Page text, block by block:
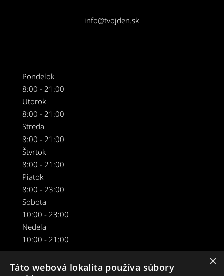
info@tvojden.sk
Pondelok
8:00 - 21:00
Utorok
8:00 - 21:00
Streda
8:00 - 21:00
Štvrtok
8:00 - 21:00
Piatok
8:00 - 23:00
Sobota
10:00 - 23:00
Nedeľa
10:00 - 21:00
×
Táto webová lokalita používa súbory